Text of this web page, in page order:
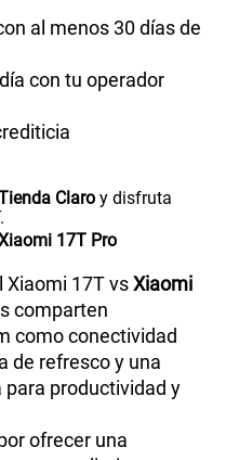
al menos 30 días de
con tu operador
Claro y disfruta
17T Pro
Xiaomi 17T vsXiaomi
comparten
como conectividad
de refresco y una
productividad y
ofrecer una